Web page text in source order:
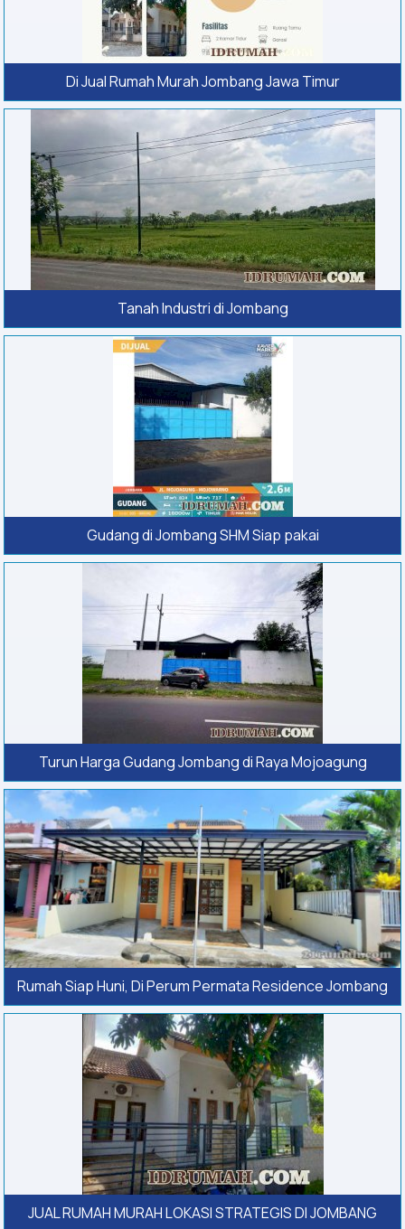
Di Jual Rumah Murah Jombang Jawa Timur
Tanah Industri di Jombang
Gudang di Jombang SHM Siap pakai
Turun Harga Gudang Jombang di Raya Mojoagung
Rumah Siap Huni, Di Perum Permata Residence Jombang
JUAL RUMAH MURAH LOKASI STRATEGIS DI JOMBANG